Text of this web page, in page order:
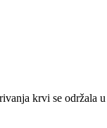
krvi se održala